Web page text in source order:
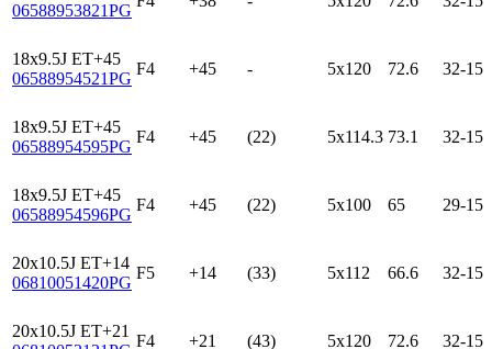
06588953821PG
18x9.5J ET+45
06588954521PG
F4 +45 - 5x120 72.6 32-15
18x9.5J ET+45
06588954595PG
F4 +45 (22) 5x114.3 73.1 32-15
18x9.5J ET+45
06588954596PG
F4 +45 (22) 5x100 65 29-15
20x10.5J ET+14
06810051420PG
F5 +14 (33) 5x112 66.6 32-15
20x10.5J ET+21
F4 +21 (43) 5x120 72.6 32-15